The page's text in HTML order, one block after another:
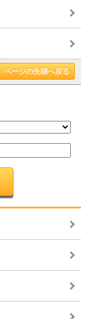
ページの先頭へ戻る